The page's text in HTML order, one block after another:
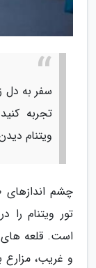
سفر به دل
تجربه
ویتنام
چشم اندازهای
تور ویتنام را
است. قلعه های
و غریب،